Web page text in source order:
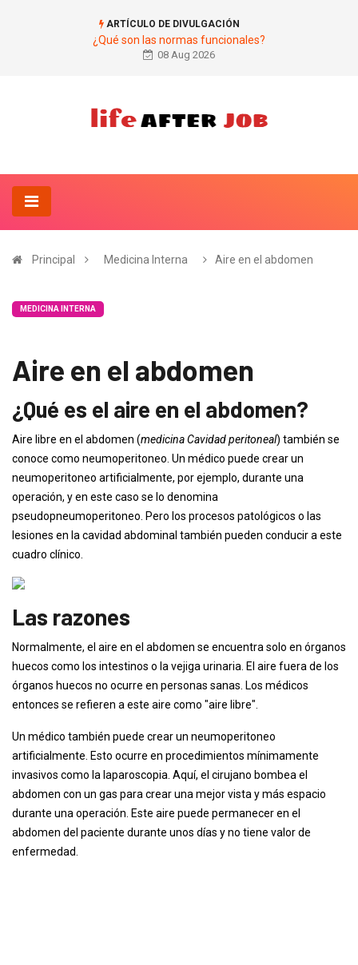
ARTÍCULO DE DIVULGACIÓN
¿Qué son las normas funcionales?
08 Aug 2026
Principal Medicina Interna Aire en el abdomen
MEDICINA INTERNA
Aire en el abdomen
¿Qué es el aire en el abdomen?
Aire libre en el abdomen (medicina Cavidad peritoneal) también se
conoce como neumoperitoneo. Un médico puede crear un
neumoperitoneo artificialmente, por ejemplo, durante una
operación, y en este caso se lo denomina
pseudopneumoperitoneo. Pero los procesos patológicos o las
lesiones en la cavidad abdominal también pueden conducir a este
cuadro clínico.
Las razones
Normalmente, el aire en el abdomen se encuentra solo en órganos
huecos como los intestinos o la vejiga urinaria. El aire fuera de los
órganos huecos no ocurre en personas sanas. Los médicos
entonces se refieren a este aire como "aire libre".
Un médico también puede crear un neumoperitoneo
artificialmente. Esto ocurre en procedimientos mínimamente
invasivos como la laparoscopia. Aquí, el cirujano bombea el
abdomen con un gas para crear una mejor vista y más espacio
durante una operación. Este aire puede permanecer en el
abdomen del paciente durante unos días y no tiene valor de
enfermedad.